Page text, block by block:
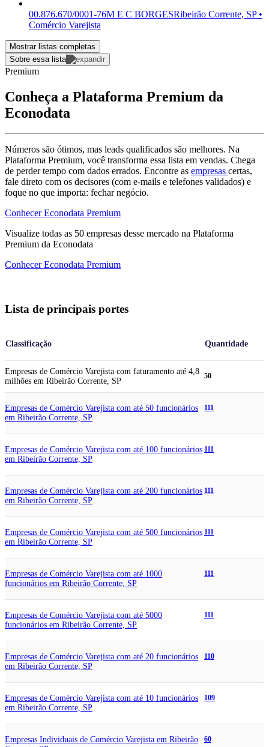
00.876.670/0001-76M E C BORGESRibeirão Corrente, SP •
Comércio Varejista
Mostrar listas completas
Sobre essa lista
Premium
Conheça a Plataforma Premium da
Econodata
Números são ótimos, mas leads qualificados são melhores. Na
Plataforma Premium, você transforma essa lista em vendas. Chega
de perder tempo com dados errados. Encontre as empresas certas,
fale direto com os decisores (com e-mails e telefones validados) e
foque no que importa: fechar negócio.
Conhecer Econodata Premium
Visualize todas as 50 empresas desse mercado na Plataforma
Premium da Econodata
Conhecer Econodata Premium
Lista de principais portes
Classificação Quantidade
Empresas de Comércio Varejista com faturamento até 4,8
milhões em Ribeirão Corrente, SP
50
Empresas de Comércio Varejista com até 50 funcionários
em Ribeirão Corrente, SP
111
Empresas de Comércio Varejista com até 100 funcionários
em Ribeirão Corrente, SP
111
Empresas de Comércio Varejista com até 200 funcionários
em Ribeirão Corrente, SP
111
Empresas de Comércio Varejista com até 500 funcionários
em Ribeirão Corrente, SP
111
Empresas de Comércio Varejista com até 1000
funcionários em Ribeirão Corrente, SP
111
Empresas de Comércio Varejista com até 5000
funcionários em Ribeirão Corrente, SP
111
Empresas de Comércio Varejista com até 20 funcionários
em Ribeirão Corrente, SP
110
Empresas de Comércio Varejista com até 10 funcionários
em Ribeirão Corrente, SP
109
Empresas Individuais de Comércio Varejista em Ribeirão
60